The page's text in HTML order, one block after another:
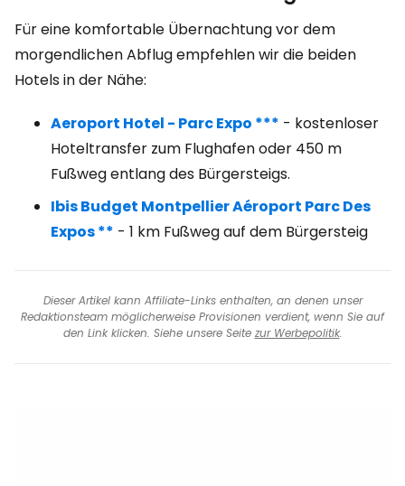
Für eine komfortable Übernachtung vor dem
morgendlichen Abflug empfehlen wir die beiden
Hotels in der Nähe:
Aeroport Hotel - Parc Expo *** - kostenloser
Hoteltransfer zum Flughafen oder 450 m
Fußweg entlang des Bürgersteigs.
Ibis Budget Montpellier Aéroport Parc Des
Expos ** - 1 km Fußweg auf dem Bürgersteig
Dieser Artikel kann Affiliate-Links enthalten, an denen unser
Redaktionsteam möglicherweise Provisionen verdient, wenn Sie auf
den Link klicken. Siehe unsere Seite zur Werbepolitik.